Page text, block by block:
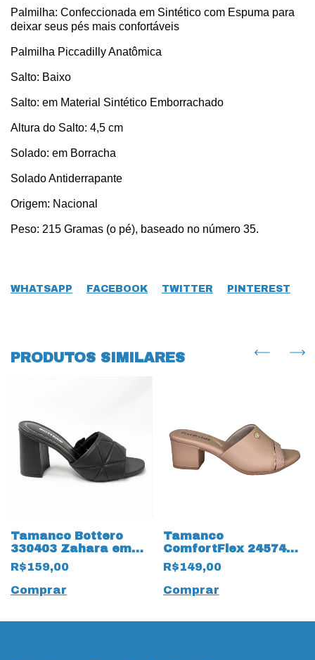
Palmilha: Confeccionada em Sintético com Espuma para
deixar seus pés mais confortáveis
Palmilha Piccadilly Anatômica
Salto: Baixo
Salto: em Material Sintético Emborrachado
Altura do Salto: 4,5 cm
Solado: em Borracha
Solado Antiderrapante
Origem: Nacional
Peso: 215 Gramas (o pé), baseado no número 35.
WHATSAPP FACEBOOK TWITTER PINTEREST
PRODUTOS SIMILARES
Tamanco Bottero
330403 Zahara em
Couro Legítimo
R$159,00
Comprar
Tamanco
ComfortFlex 2457401
Lycra Plus Caqui
R$149,00
Comprar